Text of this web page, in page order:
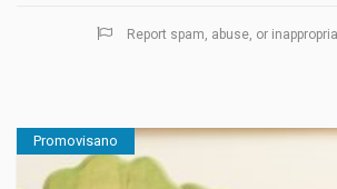
Report spam, abuse, or
Promovisano